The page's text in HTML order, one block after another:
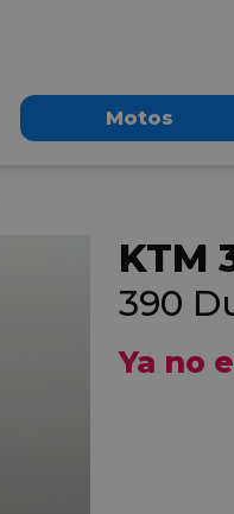
Motos
KTM
390
Ya no